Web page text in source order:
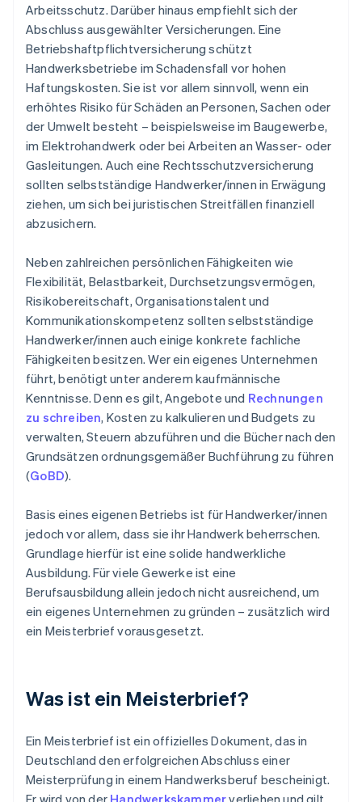
Arbeitsschutz. Darüber hinaus empfiehlt sich der
Abschluss ausgewählter Versicherungen. Eine
Betriebshaftpflichtversicherung schützt
Handwerksbetriebe im Schadensfall vor hohen
Haftungskosten. Sie ist vor allem sinnvoll, wenn ein
erhöhtes Risiko für Schäden an Personen, Sachen oder
der Umwelt besteht – beispielsweise im Baugewerbe,
im Elektrohandwerk oder bei Arbeiten an Wasser- oder
Gasleitungen. Auch eine Rechtsschutzversicherung
sollten selbstständige Handwerker/innen in Erwägung
ziehen, um sich bei juristischen Streitfällen finanziell
abzusichern.
Neben zahlreichen persönlichen Fähigkeiten wie
Flexibilität, Belastbarkeit, Durchsetzungsvermögen,
Risikobereitschaft, Organisationstalent und
Kommunikationskompetenz sollten selbstständige
Handwerker/innen auch einige konkrete fachliche
Fähigkeiten besitzen. Wer ein eigenes Unternehmen
führt, benötigt unter anderem kaufmännische
Kenntnisse. Denn es gilt, Angebote und Rechnungen
zu schreiben, Kosten zu kalkulieren und Budgets zu
verwalten, Steuern abzuführen und die Bücher nach den
Grundsätzen ordnungsgemäßer Buchführung zu führen
(GoBD).
Basis eines eigenen Betriebs ist für Handwerker/innen
jedoch vor allem, dass sie ihr Handwerk beherrschen.
Grundlage hierfür ist eine solide handwerkliche
Ausbildung. Für viele Gewerke ist eine
Berufsausbildung allein jedoch nicht ausreichend, um
ein eigenes Unternehmen zu gründen – zusätzlich wird
ein Meisterbrief vorausgesetzt.
Was ist ein Meisterbrief?
Ein Meisterbrief ist ein offizielles Dokument, das in
Deutschland den erfolgreichen Abschluss einer
Meisterprüfung in einem Handwerksberuf bescheinigt.